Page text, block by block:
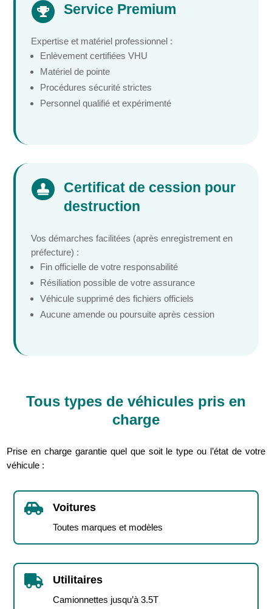
 Service Premium
Expertise et matériel professionnel :
Enlèvement certifiées VHU
Matériel de pointe
Procédures sécurité strictes
Personnel qualifié et expérimenté

Certificat de cession pour
destruction
Vos démarches facilitées (après enregistrement en
préfecture) :
Fin officielle de votre responsabilité
Résiliation possible de votre assurance
Véhicule supprimé des fichiers officiels
Aucune amende ou poursuite après cession
Tous types de véhicules pris en
charge
Prise en charge garantie quel que soit le type ou l’état de votre
véhicule :
 Voitures
Toutes marques et modèles
 Utilitaires
Camionnettes jusqu’à 3.5T